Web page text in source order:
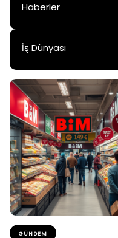
Haberler
İş Dünyası
GÜNDEM